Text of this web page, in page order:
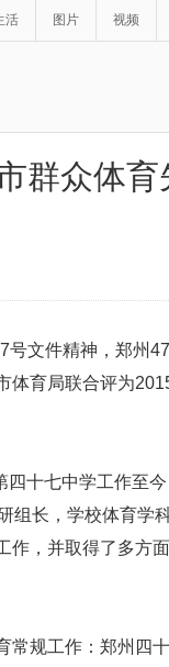
活 图片 视频
群众体育
号文件精神，郑州47
体育局联合评为
四十七中学工作至
组长，学校体育学
作，并取得了多方
常规工作：郑州四